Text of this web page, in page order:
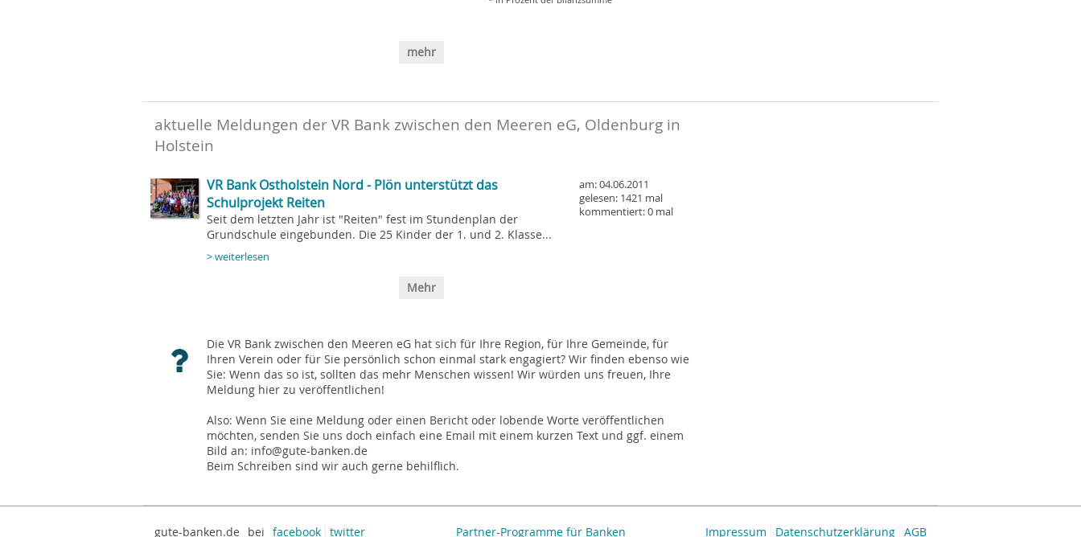
mehr
aktuelle Meldungen der VR Bank zwischen den Meeren eG, Oldenburg in
Holstein
am: 04.06.2011
gelesen: 1421 mal
kommentiert: 0 mal
VR Bank Ostholstein Nord - Plön unterstützt das
Schulprojekt Reiten
Seit dem letzten Jahr ist "Reiten" fest im Stundenplan der
Grundschule eingebunden. Die 25 Kinder der 1. und 2. Klasse...
> weiterlesen
Mehr
Die VR Bank zwischen den Meeren eG hat sich für Ihre Region, für Ihre Gemeinde, für
Ihren Verein oder für Sie persönlich schon einmal stark engagiert? Wir finden ebenso wie
Sie: Wenn das so ist, sollten das mehr Menschen wissen! Wir würden uns freuen, Ihre
Meldung hier zu veröffentlichen!
Also: Wenn Sie eine Meldung oder einen Bericht oder lobende Worte veröffentlichen
möchten, senden Sie uns doch einfach eine Email mit einem kurzen Text und ggf. einem
Bild an: info@gute-banken.de
Beim Schreiben sind wir auch gerne behilflich.
AGB
Datenschutzerklärung
Impressum
gute-banken.de bei facebook twitter Partner-Programme für Banken